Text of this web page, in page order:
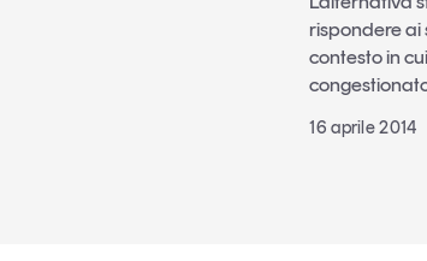
rispondere ai
contesto in
16 aprile 2014